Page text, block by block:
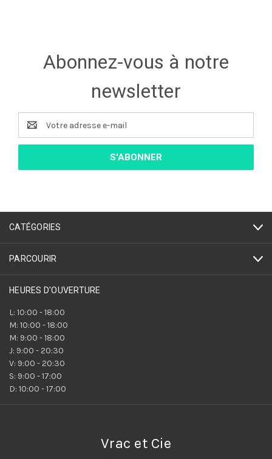
Abonnez-vous à notre
newsletter
Adresse
mail
CATÉGORIES
PARCOURIR
HEURES D'OUVERTURE
L: 10:00 - 18:00
M: 10:00 - 18:00
M: 9:00 - 18:00
J: 9:00 - 20:30
V: 9:00 - 20:30
S: 9:00 - 17:00
D: 10:00 - 17:00
Vrac et Cie